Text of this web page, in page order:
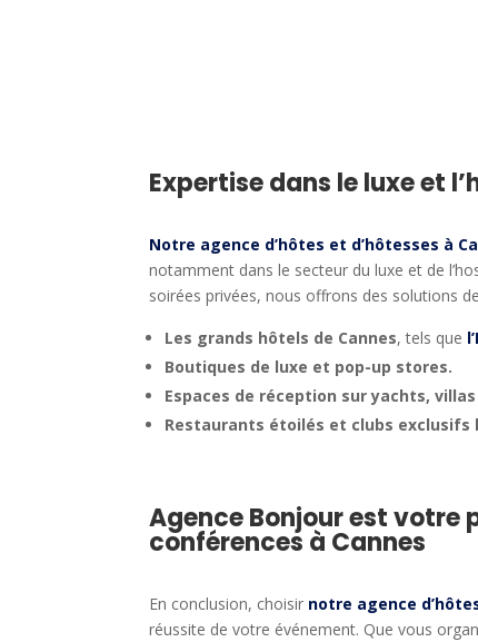
Expertise dans le luxe et
Notre agence d’hôtes et d’hôtesses à
notamment dans le secteur du luxe et de
soirées privées, nous offrons des solutions
Les grands hôtels de Cannes, tels que
Boutiques de luxe et pop-up stores.
Espaces de réception sur yachts,
Restaurants étoilés et clubs exclusifs
Agence Bonjour est votre
conférences à Cannes
En conclusion, choisir notre agence
réussite de votre événement. Que vous